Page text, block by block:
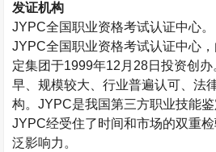
发证机构
JYPC全国职业资格考试认证中心。
JYPC全国职业资格考试认证中心
定集团于1999年12 月 28日投资创办
早、规模较大、行业普遍认可、法
构。JYPC是我国第三方职业技能
JYPC经受住了时间和市场的双重
泛影响力。